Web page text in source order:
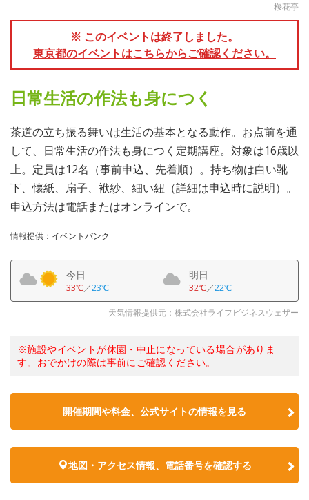
桜花亭
※ このイベントは終了しました。
東京都のイベントはこちらからご確認ください。
日常生活の作法も身につく
茶道の立ち振る舞いは生活の基本となる動作。お点前を通
して、日常生活の作法も身につく定期講座。対象は16歳以
上。定員は12名（事前申込、先着順）。持ち物は白い靴
下、懐紙、扇子、袱紗、細い紐（詳細は申込時に説明）。
申込方法は電話またはオンラインで。
情報提供：イベントバンク
今日
33℃／23℃
明日
32℃／22℃
天気情報提供元：株式会社ライフビジネスウェザー
※施設やイベントが休園・中止になっている場合がありま
す。おでかけの際は事前にご確認ください。
開催期間や料金、公式サイトの情報を見る
地図・アクセス情報、電話番号を確認する